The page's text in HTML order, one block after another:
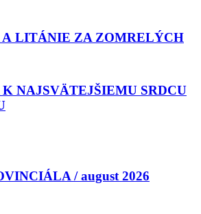
LITÁNIE ZA ZOMRELÝCH
NAJSVÄTEJŠIEMU SRDCU
/ august 2026